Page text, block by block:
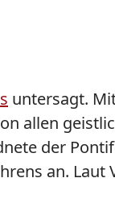
untersagt.
allen
der
an. Laut